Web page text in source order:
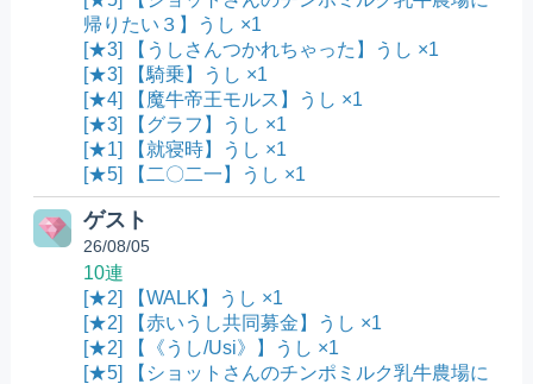
帰りたい３】うし ×1
[★3] 【うしさんつかれちゃった】うし ×1
[★3] 【騎乗】うし ×1
[★4] 【魔牛帝王モルス】うし ×1
[★3] 【グラフ】うし ×1
[★1] 【就寝時】うし ×1
[★5] 【二〇二一】うし ×1
ゲスト
26/08/05
10連
[★2] 【WALK】うし ×1
[★2] 【赤いうし共同募金】うし ×1
[★2] 【《うし/Usi》】うし ×1
[★5] 【ショットさんのチンポミルク乳牛農場に